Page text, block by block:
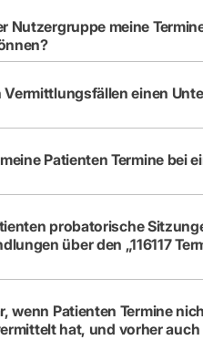
meine Termine
einen
Patienten Termine bei
probatorische
über den „116117
wenn Patienten Termine
hat, und vorher